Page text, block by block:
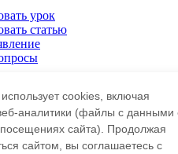
урок
статью
cookie.
на сайте (комментарии,
cookies, включая
аналитики (файлы с данными
сайта). Продолжая
сайтом, вы соглашаетесь с